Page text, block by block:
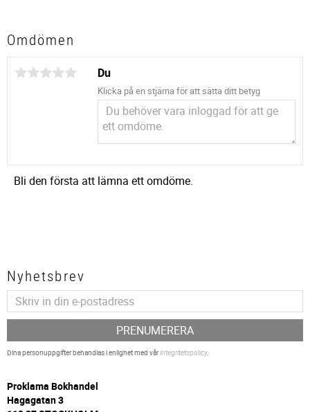
Omdömen
Du
Klicka på en stjärna för att sätta ditt betyg
Bli den första att lämna ett omdöme.
Nyhetsbrev
PRENUMERERA
Dina personuppgifter behandlas i enlighet med vårintegritetspolicy.
Proklama Bokhandel
Hagagatan 3